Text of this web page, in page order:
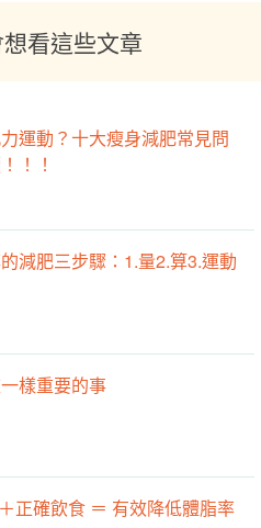
看這些文章
運動？十大瘦身減肥常見問
！！
減肥三步驟：1.量2.算3.運動
樣重要的事
正確飲食 ＝ 有效降低體脂率